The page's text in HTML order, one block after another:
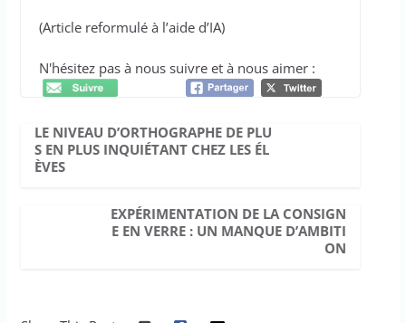
(Article reformulé à l’aide d’IA)
N'hésitez pas à nous suivre et à nous aimer :
LE NIVEAU D’ORTHOGRAPHE DE PLU
S EN PLUS INQUIÉTANT CHEZ LES ÉL
ÈVES
EXPÉRIMENTATION DE LA CONSIGN
E EN VERRE : UN MANQUE D’AMBITI
ON